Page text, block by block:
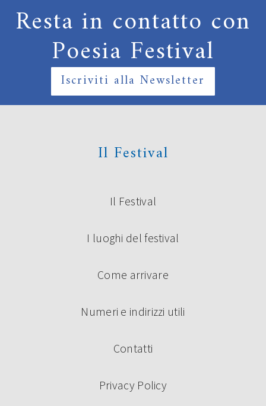
Resta in contatto con
Poesia Festival
Iscriviti alla Newsletter
Il Festival
Il Festival
I luoghi del festival
Come arrivare
Numeri e indirizzi utili
Contatti
Privacy Policy